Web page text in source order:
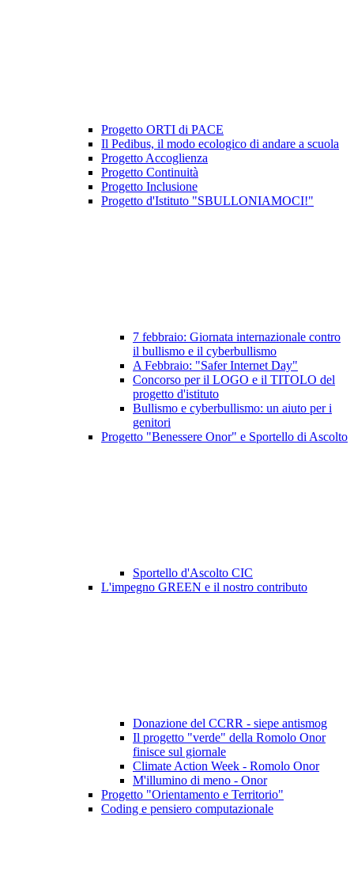
Progetto ORTI di PACE
Il Pedibus, il modo ecologico di andare a scuola
Progetto Accoglienza
Progetto Continuità
Progetto Inclusione
Progetto d'Istituto "SBULLONIAMOCI!"
7 febbraio: Giornata internazionale contro
il bullismo e il cyberbullismo
A Febbraio: "Safer Internet Day"
Concorso per il LOGO e il TITOLO del
progetto d'istituto
Bullismo e cyberbullismo: un aiuto per i
genitori
Progetto "Benessere Onor" e Sportello di Ascolto
Sportello d'Ascolto CIC
L'impegno GREEN e il nostro contributo
Donazione del CCRR - siepe antismog
Il progetto "verde" della Romolo Onor
finisce sul giornale
Climate Action Week - Romolo Onor
M'illumino di meno - Onor
Progetto "Orientamento e Territorio"
Coding e pensiero computazionale